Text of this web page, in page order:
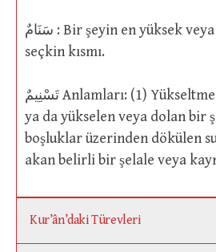
سَنَامٌ : Bir şeyin en yüksek veya en iyi veya en
seçkin kısmı.
تَسْنِيمٌ Anlamları: (1) Yükseltmek veya doldurmak,
ya da yükselen veya dolan bir
boşluklar üzerinden dökülen
akan belirli bir şelale veya
Kur’ân’daki Türevleri